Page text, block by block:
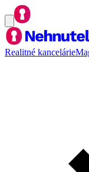
Realitné kancelárie